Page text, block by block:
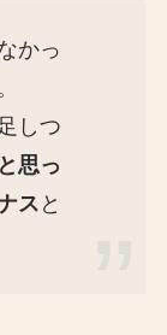
かっ
しつ
思っ
ス と